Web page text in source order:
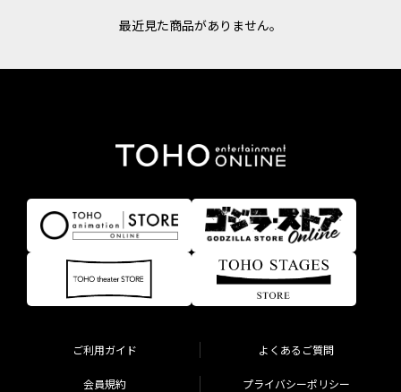
最近見た商品がありません。
ご利用ガイド よくあるご質問
会員規約 プライバシーポリシー